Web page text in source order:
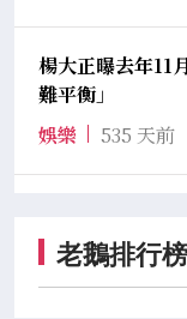
楊大正曝去年11
難平衡」
娛樂
535 天前
老鵝排行榜